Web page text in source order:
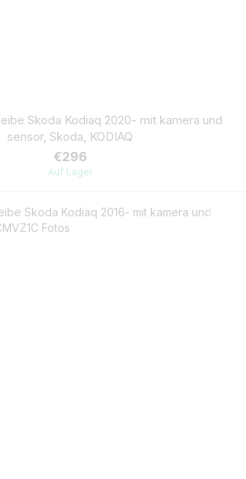
Skoda Kodiaq 2020- mit kamera und
sensor, Skoda, KODIAQ
€296
Auf Lager